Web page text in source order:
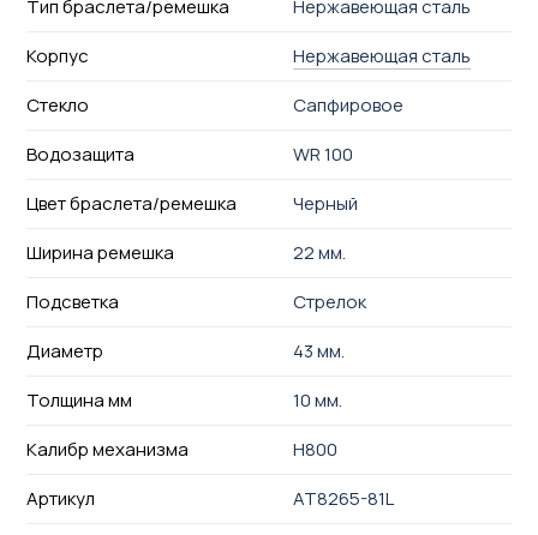
Тип браслета/ремешка
Нержавеющая сталь
Корпус
Нержавеющая сталь
Стекло
Сапфировое
Водозащита
WR 100
Цвет браслета/ремешка
Черный
Ширина ремешка
22 мм.
Подсветка
Стрелок
Диаметр
43 мм.
Толщина мм
10 мм.
Калибр механизма
H800
Артикул
AT8265-81L